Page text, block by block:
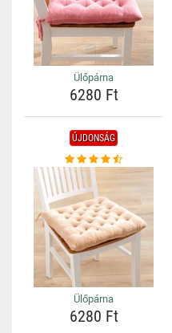
Ülőpárna
6280 Ft
ÚJDONSÁG
Ülőpárna
6280 Ft